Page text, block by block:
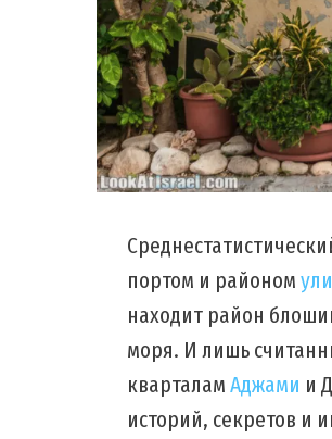
портом и районом
находит район
моря. И лишь
кварталамАджами и
историй, секретов и